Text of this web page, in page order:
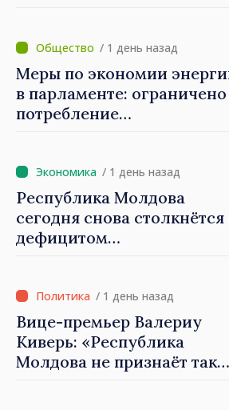
премьер-министр Василе
Тофан
/ 1 день назад
Меры по экономии
в парламенте: ограничено
потребление
/ 1 день назад
Республика Молдова
сегодня снова столкнётся
дефицитом
/ 1 день назад
Вице-премьер Валериу
Киверь: «Республика
Молдова не признаёт так